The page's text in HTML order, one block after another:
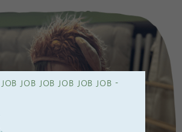
JOB JOB JOB JOB JOB -